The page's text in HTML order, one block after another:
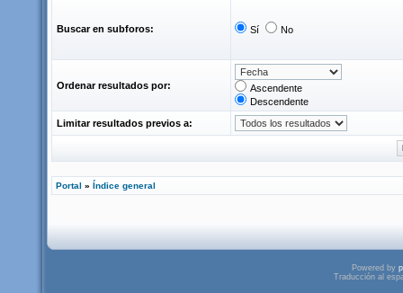
Buscar en subforos: Sí No
Ordenar resultados por:
Ascendente
Descendente
Limitar resultados previos a:
Portal » Índice general
Powered by
Traducción al